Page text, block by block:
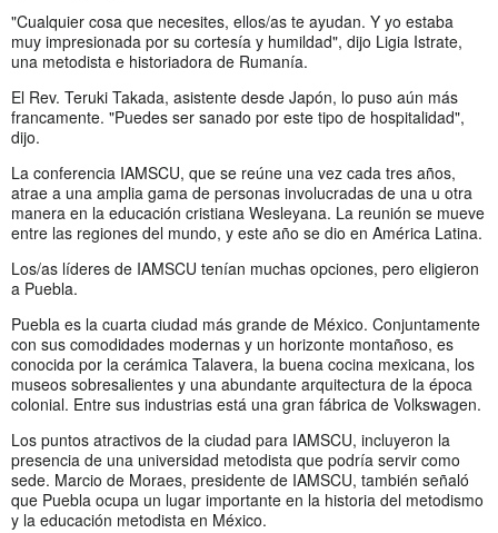
"Cualquier cosa que necesites, ellos/as te ayudan. Y yo estaba
muy impresionada por su cortesía y humildad", dijo Ligia Istrate,
una metodista e historiadora de Rumanía.
El Rev. Teruki Takada, asistente desde Japón, lo puso aún más
francamente. "Puedes ser sanado por este tipo de hospitalidad",
dijo.
La conferencia IAMSCU, que se reúne una vez cada tres años,
atrae a una amplia gama de personas involucradas de una u otra
manera en la educación cristiana Wesleyana. La reunión se mueve
entre las regiones del mundo, y este año se dio en América Latina.
Los/as líderes de IAMSCU tenían muchas opciones, pero eligieron
a Puebla.
Puebla es la cuarta ciudad más grande de México. Conjuntamente
con sus comodidades modernas y un horizonte montañoso, es
conocida por la cerámica Talavera, la buena cocina mexicana, los
museos sobresalientes y una abundante arquitectura de la época
colonial. Entre sus industrias está una gran fábrica de Volkswagen.
Los puntos atractivos de la ciudad para IAMSCU, incluyeron la
presencia de una universidad metodista que podría servir como
sede. Marcio de Moraes, presidente de IAMSCU, también señaló
que Puebla ocupa un lugar importante en la historia del metodismo
y la educación metodista en México.